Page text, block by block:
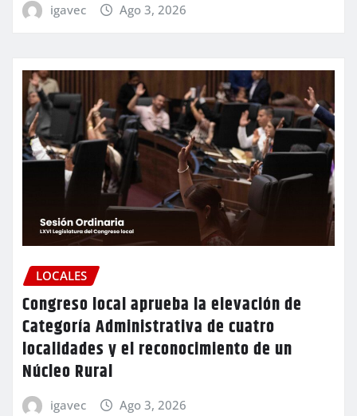
igavec Ago 3, 2026
LOCALES
Congreso local aprueba la elevación de
Categoría Administrativa de cuatro
localidades y el reconocimiento de un
Núcleo Rural
igavec Ago 3, 2026